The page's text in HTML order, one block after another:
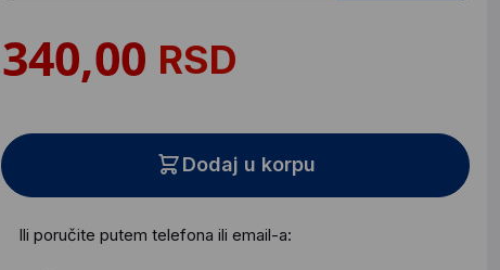
RSD
Dodaj u korpu
Ili poručite putem telefona ili email-a: